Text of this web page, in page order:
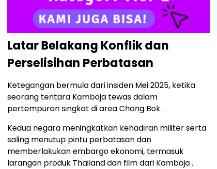
Latar Belakang Konflik dan
Perselisihan Perbatasan
Ketegangan bermula dari insiden Mei 2025, ketika
seorang tentara Kamboja tewas dalam
pertempuran singkat di area Chang Bok .
Kedua negara meningkatkan kehadiran militer serta
saling menutup pintu perbatasan dan
memberlakukan embargo ekonomi, termasuk
larangan produk Thailand dan film dari Kamboja .